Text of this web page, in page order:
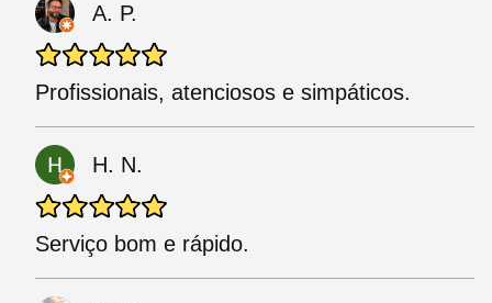
A. P.
Profissionais, atenciosos e simpáticos.
H. N.
Serviço bom e rápido.